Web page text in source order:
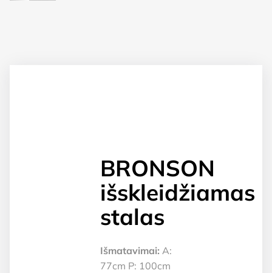
BRONSON
išskleidžiamas
stalas
Išmatavimai: A:
77cm P: 100cm